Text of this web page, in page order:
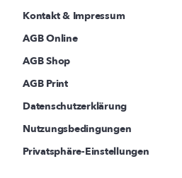
Kontakt & Impressum
AGB Online
AGB Shop
AGB Print
Datenschutzerklärung
Nutzungsbedingungen
Privatsphäre-Einstellungen